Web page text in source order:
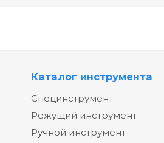
Каталог инструмента
Специнструмент
Режущий инструмент
Ручной инструмент